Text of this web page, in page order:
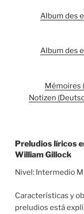
Album des
Album des
Mémoires
Notizen
Preludios líricos
William Gillock
Nivel: Intermedio
Características y
preludios está